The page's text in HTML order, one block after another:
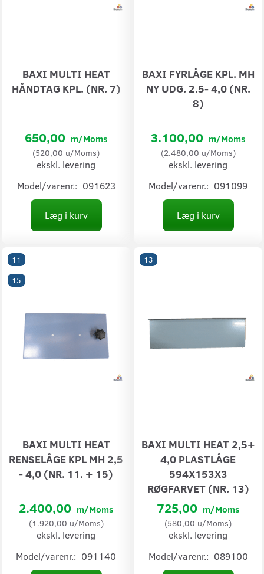
BAXI MULTI HEAT
HÅNDTAG KPL. (NR. 7)
650,00 m/Moms
(520,00 u/Moms)
ekskl. levering
Model/varenr.: 091623
Læg i kurv
BAXI FYRLÅGE KPL. MH
NY UDG. 2.5- 4,0 (NR.
8)
3.100,00 m/Moms
(2.480,00 u/Moms)
ekskl. levering
Model/varenr.: 091099
Læg i kurv
11
15
BAXI MULTI HEAT
RENSELÅGE KPL MH 2,5
- 4,0 (NR. 11. + 15)
2.400,00 m/Moms
(1.920,00 u/Moms)
ekskl. levering
Model/varenr.: 091140
13
BAXI MULTI HEAT 2,5+
4,0 PLASTLÅGE
594X153X3
RØGFARVET (NR. 13)
725,00 m/Moms
(580,00 u/Moms)
ekskl. levering
Model/varenr.: 089100